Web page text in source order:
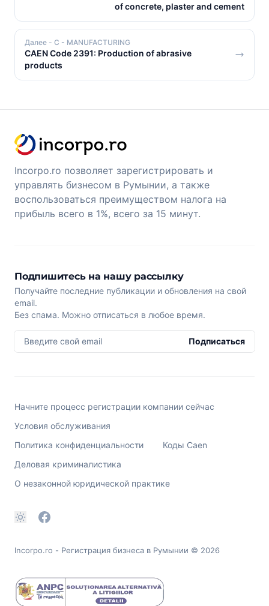
of concrete, plaster and cement
Далее - C - MANUFACTURING
CAEN Code 2391: Production of abrasive
products
Incorpo.ro позволяет зарегистрировать и
управлять бизнесом в Румынии, а также
воспользоваться преимуществом налога на
прибыль всего в 1%, всего за 15 минут.
Подпишитесь на нашу рассылку
Получайте последние публикации и обновления на свой
email.
Без спама. Можно отписаться в любое время.
Введите свой email Подписаться
Начните процесс регистрации компании сейчас
Условия обслуживания
Политика конфиденциальности
Коды Caen
Деловая криминалистика
О незаконной юридической практике
Incorpo.ro - Регистрация бизнеса в Румынии © 2026